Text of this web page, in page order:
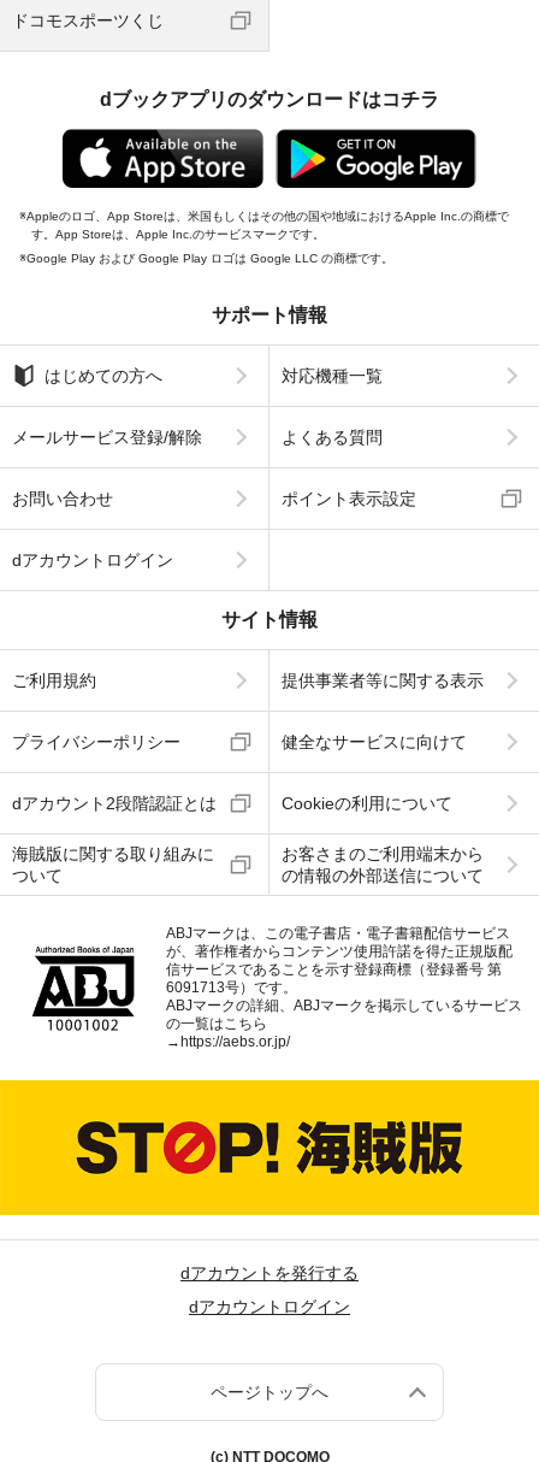
ドコモスポーツくじ
dブックアプリのダウンロードはコチラ
Appleのロゴ、App Storeは、米国もしくはその他の国や地域におけるApple Inc.の商標で
す。App Storeは、Apple Inc.のサービスマークです。
Google Play および Google Play ロゴは Google LLC の商標です。
サポート情報
はじめての方へ 対応機種一覧
メールサービス登録/解除 よくある質問
お問い合わせ ポイント表示設定
dアカウントログイン
サイト情報
ご利用規約 提供事業者等に関する表示
プライバシーポリシー 健全なサービスに向けて
dアカウント2段階認証とは Cookieの利用について
海賊版に関する取り組みに
ついて
お客さまのご利用端末から
の情報の外部送信について
ABJマークは、この電子書店・電子書籍配信サービス
が、著作権者からコンテンツ使用許諾を得た正規版配
信サービスであることを示す登録商標（登録番号 第
6091713号）です。
ABJマークの詳細、ABJマークを掲示しているサービス
の一覧はこちら
→ https://aebs.or.jp/
dアカウントを発行する
dアカウントログイン
ページトップへ
(c) NTT DOCOMO